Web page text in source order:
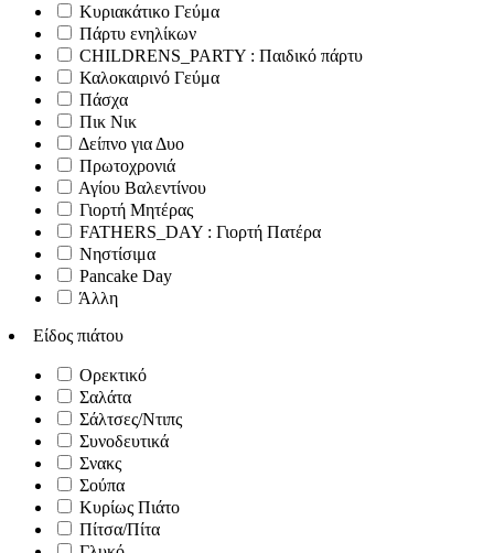
Κυριακάτικο Γεύμα
Πάρτυ ενηλίκων
CHILDRENS_PARTY : Παιδικό πάρτυ
Καλοκαιρινό Γεύμα
Πάσχα
Πικ Νικ
Δείπνο για Δυο
Πρωτοχρονιά
Αγίου Βαλεντίνου
Γιορτή Μητέρας
FATHERS_DAY : Γιορτή Πατέρα
Νηστίσιμα
Pancake Day
Άλλη
Είδος πιάτου
Ορεκτικό
Σαλάτα
Σάλτσες/Ντιπς
Συνοδευτικά
Σνακς
Σούπα
Κυρίως Πιάτο
Πίτσα/Πίτα